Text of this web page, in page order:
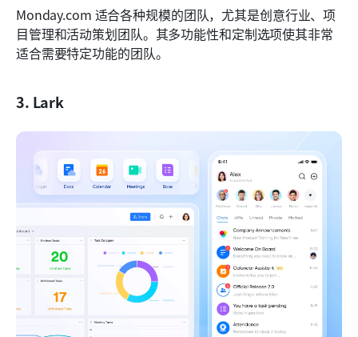
Monday.com 适合各种规模的团队，尤其是创意行业、项
目管理和活动策划团队。其多功能性和定制选项使其非常
适合需要特定功能的团队。
3. Lark